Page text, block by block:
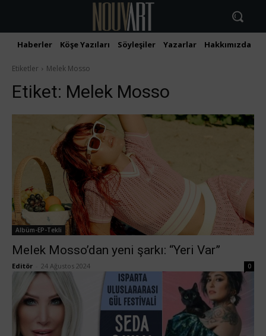
Haberler Köşe Yazıları Söyleşiler Yazarlar Hakkımızda
Etiketler Melek Mosso
Etiket: Melek Mosso
Albüm-EP-Tekli
Melek Mosso’dan yeni şarkı: “Yeri Var”
Editör 24 Ağustos 2024 0